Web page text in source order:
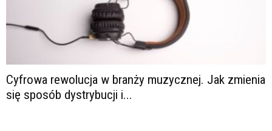
Cyfrowa rewolucja w branży muzycznej. Jak zmienia
się sposób dystrybucji i...